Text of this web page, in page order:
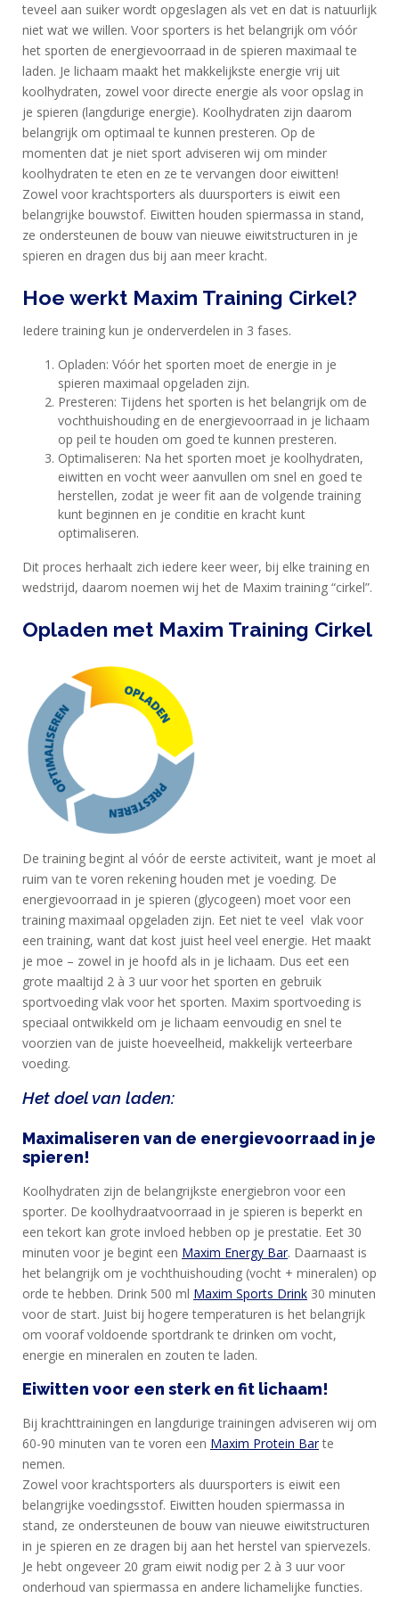
teveel aan suiker wordt opgeslagen als vet en dat is natuurlijk
niet wat we willen. Voor sporters is het belangrijk om vóór
het sporten de energievoorraad in de spieren maximaal te
laden. Je lichaam maakt het makkelijkste energie vrij uit
koolhydraten, zowel voor directe energie als voor opslag in
je spieren (langdurige energie). Koolhydraten zijn daarom
belangrijk om optimaal te kunnen presteren. Op de
momenten dat je niet sport adviseren wij om minder
koolhydraten te eten en ze te vervangen door eiwitten!
Zowel voor krachtsporters als duursporters is eiwit een
belangrijke bouwstof. Eiwitten houden spiermassa in stand,
ze ondersteunen de bouw van nieuwe eiwitstructuren in je
spieren en dragen dus bij aan meer kracht.
Hoe werkt Maxim Training Cirkel?
Iedere training kun je onderverdelen in 3 fases.
Opladen: Vóór het sporten moet de energie in je
spieren maximaal opgeladen zijn.
Presteren: Tijdens het sporten is het belangrijk om de
vochthuishouding en de energievoorraad in je lichaam
op peil te houden om goed te kunnen presteren.
Optimaliseren: Na het sporten moet je koolhydraten,
eiwitten en vocht weer aanvullen om snel en goed te
herstellen, zodat je weer fit aan de volgende training
kunt beginnen en je conditie en kracht kunt
optimaliseren.
Dit proces herhaalt zich iedere keer weer, bij elke training en
wedstrijd, daarom noemen wij het de Maxim training “cirkel”.
Opladen met Maxim Training Cirkel
De training begint al vóór de eerste activiteit, want je moet al
ruim van te voren rekening houden met je voeding. De
energievoorraad in je spieren (glycogeen) moet voor een
training maximaal opgeladen zijn. Eet niet te veel vlak voor
een training, want dat kost juist heel veel energie. Het maakt
je moe – zowel in je hoofd als in je lichaam. Dus eet een
grote maaltijd 2 à 3 uur voor het sporten en gebruik
sportvoeding vlak voor het sporten. Maxim sportvoeding is
speciaal ontwikkeld om je lichaam eenvoudig en snel te
voorzien van de juiste hoeveelheid, makkelijk verteerbare
voeding.
Het doel van laden:
Maximaliseren van de energievoorraad in je
spieren!
Koolhydraten zijn de belangrijkste energiebron voor een
sporter. De koolhydraatvoorraad in je spieren is beperkt en
een tekort kan grote invloed hebben op je prestatie. Eet 30
minuten voor je begint een Maxim Energy Bar. Daarnaast is
het belangrijk om je vochthuishouding (vocht + mineralen) op
orde te hebben. Drink 500 ml Maxim Sports Drink 30 minuten
voor de start. Juist bij hogere temperaturen is het belangrijk
om vooraf voldoende sportdrank te drinken om vocht,
energie en mineralen en zouten te laden.
Eiwitten voor een sterk en fit lichaam!
Bij krachttrainingen en langdurige trainingen adviseren wij om
60-90 minuten van te voren een Maxim Protein Barte
nemen.
Zowel voor krachtsporters als duursporters is eiwit een
belangrijke voedingsstof. Eiwitten houden spiermassa in
stand, ze ondersteunen de bouw van nieuwe eiwitstructuren
in je spieren en ze dragen bij aan het herstel van spiervezels.
Je hebt ongeveer 20 gram eiwit nodig per 2 à 3 uur voor
onderhoud van spiermassa en andere lichamelijke functies.
PRODUCTEN
SPORTVOEDING
EIWITTEN
HERSTEL
SPORT
EN
DIEET
TRAINING
CIRKEL
MAXIM
FEEDS
BLUE
NANA
KLANTENSERVICE